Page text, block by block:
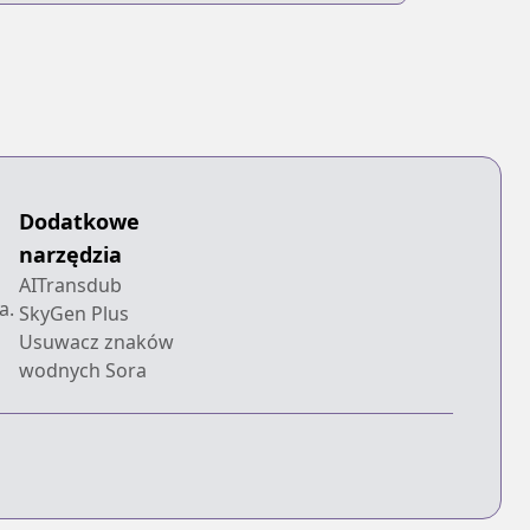
Dodatkowe
narzędzia
AITransdub
SkyGen Plus
Usuwacz znaków
wodnych Sora